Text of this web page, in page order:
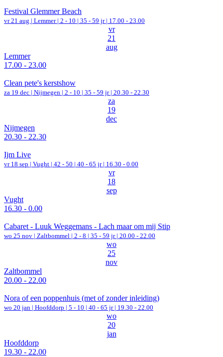
Festival Glemmer Beach
vr 21 aug | Lemmer | 2 - 10 | 35 - 59 jr | 17.00 - 23.00
vr
21
aug
Lemmer
17.00 - 23.00
Clean pete's kerstshow
za 19 dec | Nijmegen | 2 - 10 | 35 - 59 jr | 20.30 - 22.30
za
19
dec
Nijmegen
20.30 - 22.30
Ijm Live
vr 18 sep | Vught | 42 - 50 | 40 - 65 jr | 16.30 - 0.00
vr
18
sep
Vught
16.30 - 0.00
Cabaret - Luuk Weggemans - Lach maar om mij Stip
wo 25 nov | Zaltbommel | 2 - 8 | 35 - 59 jr | 20.00 - 22.00
wo
25
nov
Zaltbommel
20.00 - 22.00
Nora of een poppenhuis (met of zonder inleiding)
wo 20 jan | Hoofddorp | 5 - 10 | 40 - 65 jr | 19.30 - 22.00
wo
20
jan
Hoofddorp
19.30 - 22.00